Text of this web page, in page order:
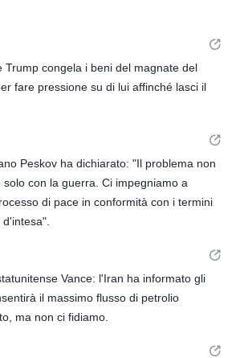
Trump congela i beni del magnate del
fare pressione su di lui affinché lasci il
Peskov ha dichiarato: "Il problema non
solo con la guerra. Ci impegniamo a
di pace in conformità con i termini
Vance: l'Iran ha informato gli
il massimo flusso di petrolio
ma non ci fidiamo.